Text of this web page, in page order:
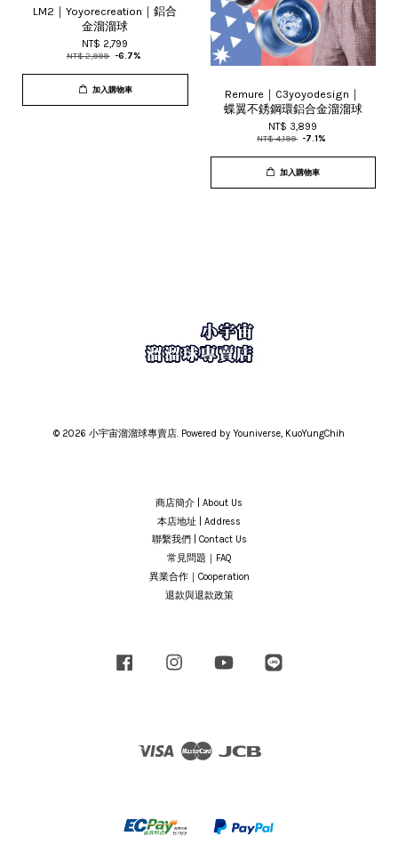
LM2｜Yoyorecreation｜鋁合
金溜溜球
NT$ 2,799
NT$ 2,999 -6.7%
加入購物車
Remure｜C3yoyodesign｜
蝶翼不銹鋼環鋁合金溜溜球
NT$ 3,899
NT$ 4,199 -7.1%
加入購物車
© 2026 小宇宙溜溜球專賣店. Powered by Youniverse, KuoYungChih
商店簡介 | About Us
本店地址 | Address
聯繫我們 | Contact Us
常見問題｜FAQ
異業合作｜Cooperation
退款與退款政策
Facebook Instagram YouTube
Visa Master